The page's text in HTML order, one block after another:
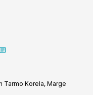
Tarmo Korela, Marge